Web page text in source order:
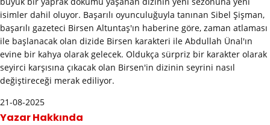
isimler dahil oluyor. Başarılı oyunculuğuyla tanınan Sibel Şişman,
başarılı gazeteci Birsen Altuntaş'ın haberine göre, zaman atlaması
ile başlanacak olan dizide Birsen karakteri ile Abdullah Ünal'ın
evine bir kahya olarak gelecek. Oldukça sürpriz bir karakter olarak
seyirci karşısına çıkacak olan Birsen'in dizinin seyrini nasıl
değiştireceği merak ediliyor.
21-08-2025
Yazar Hakkında